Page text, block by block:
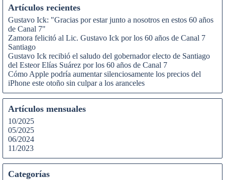
Artículos recientes
Gustavo Ick: "Gracias por estar junto a nosotros en estos 60 años
de Canal 7"
Zamora felicitó al Lic. Gustavo Ick por los 60 años de Canal 7
Santiago
Gustavo Ick recibió el saludo del gobernador electo de Santiago
del Esteor Elías Suárez por los 60 años de Canal 7
Cómo Apple podría aumentar silenciosamente los precios del
iPhone este otoño sin culpar a los aranceles
Artículos mensuales
10/2025
05/2025
06/2024
11/2023
Categorías